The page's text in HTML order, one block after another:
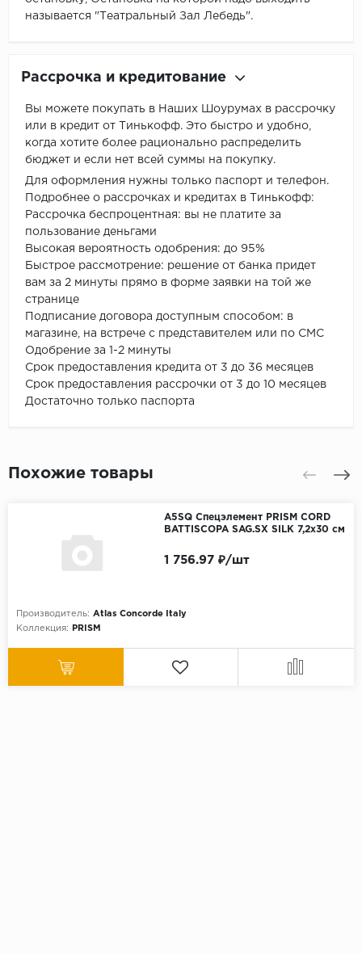
называется "Театральный Зал Лебедь".
Рассрочка и кредитование
Вы можете покупать в Наших Шоурумах в рассрочку
или в кредит от Тинькофф. Это быстро и удобно,
когда хотите более рационально распределить
бюджет и если нет всей суммы на покупку.
Для оформления нужны только паспорт и телефон.
Подробнее о рассрочках и кредитах в Тинькофф:
Рассрочка беспроцентная: вы не платите за
пользование деньгами
Высокая вероятность одобрения: до 95%
Быстрое рассмотрение: решение от банка придет
вам за 2 минуты прямо в форме заявки на той же
странице
Подписание договора доступным способом: в
магазине, на встрече с представителем или по СМС
Одобрение за 1-2 минуты
Срок предоставления кредита от 3 до 36 месяцев
Срок предоставления рассрочки от 3 до 10 месяцев
Достаточно только паспорта
Похожие товары
A5SQ Спецэлемент PRISM CORD
BATTISCOPA SAG.SX SILK 7,2x30 см
Производитель: Atlas Concorde Italy
Коллекция:
PRISM
1 756.97 ₽/шт